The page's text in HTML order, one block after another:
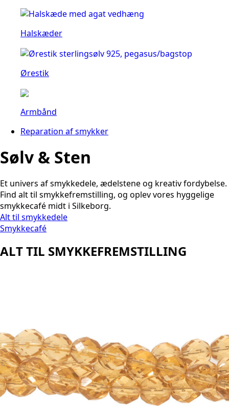
Halskæder
Ørestik
Armbånd
Reparation af smykker
Sølv & Sten
Et univers af smykkedele, ædelstene og kreativ fordybelse.
Find alt til smykkefremstilling, og oplev vores hyggelige
smykkecafé midt i Silkeborg.
Alt til smykkedele
Smykkecafé
ALT TIL SMYKKEFREMSTILLING